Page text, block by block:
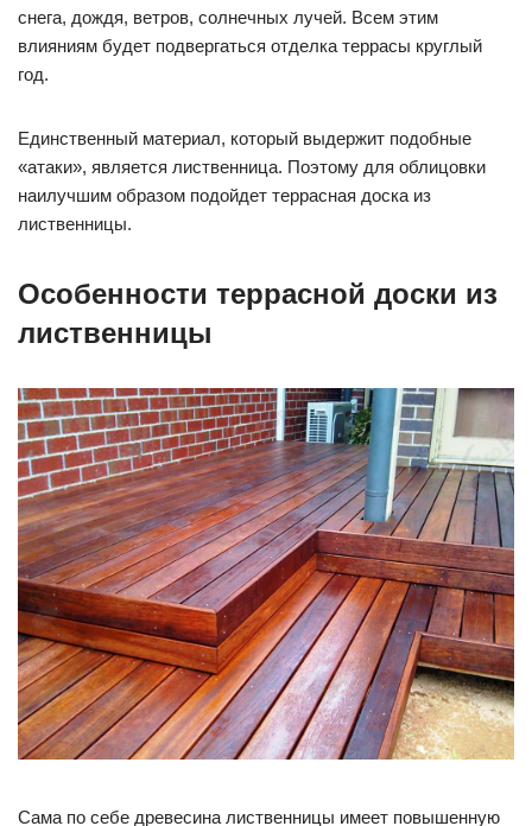
снега, дождя, ветров, солнечных лучей. Всем этим
влияниям будет подвергаться отделка террасы круглый
год.
Единственный материал, который выдержит подобные
«атаки», является лиственница. Поэтому для облицовки
наилучшим образом подойдет террасная доска из
лиственницы.
Особенности террасной доски из
лиственницы
Сама по себе древесина лиственницы имеет повышенную